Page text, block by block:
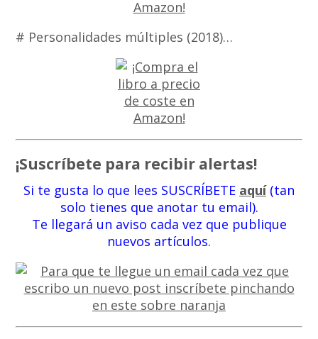
# Personalidades múltiples (2018)…
¡Suscríbete para recibir alertas!
Si te gusta lo que lees SUSCRÍBETE aquí(tan
solo tienes que anotar tu email).
Te llegará un aviso cada vez que publique
nuevos artículos.